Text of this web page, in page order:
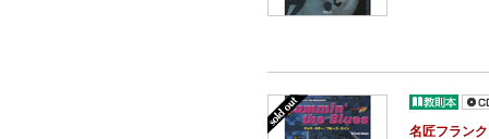
名匠フラン